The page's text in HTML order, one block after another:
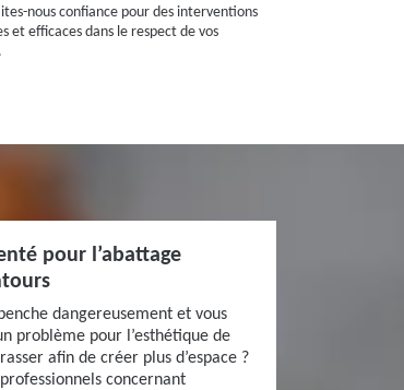
nous confiance pour des interventions
et efficaces dans le respect de vos
pour l’abattage
dangereusement et vous
problème pour l’esthétique de
afin de créer plus d’espace ?
concernant